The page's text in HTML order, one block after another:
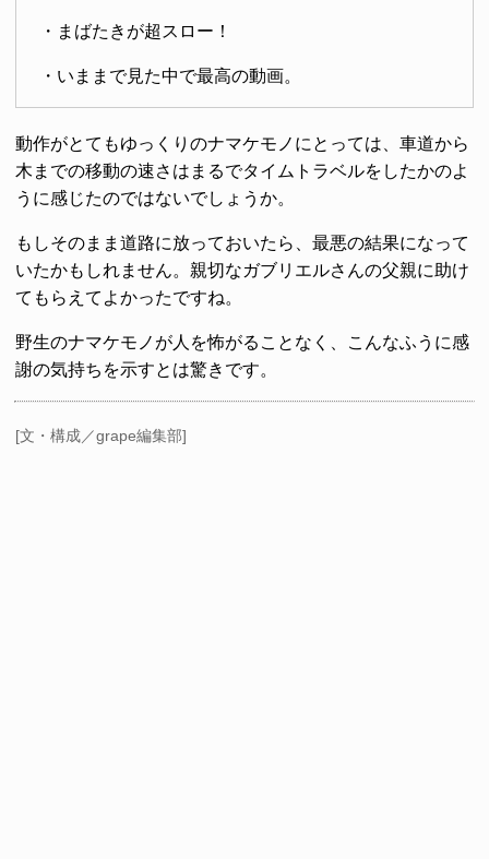
・まばたきが超スロー！
・いままで見た中で最高の動画。
動作がとてもゆっくりのナマケモノにとっては、車道から
木までの移動の速さはまるでタイムトラベルをしたかのよ
うに感じたのではないでしょうか。
もしそのまま道路に放っておいたら、最悪の結果になって
いたかもしれません。親切なガブリエルさんの父親に助け
てもらえてよかったですね。
野生のナマケモノが人を怖がることなく、こんなふうに感
謝の気持ちを示すとは驚きです。
[文・構成／grape編集部]